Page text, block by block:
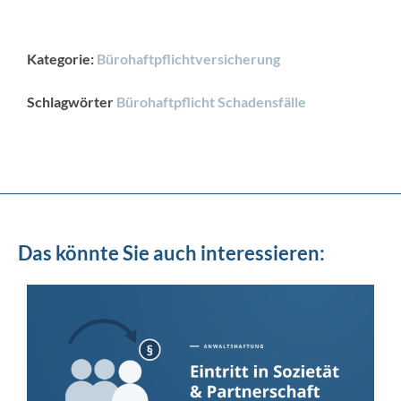
Kategorie: Bürohaftpflichtversicherung
Schlagwörter Bürohaftpflicht Schadensfälle
Das könnte Sie auch interessieren: